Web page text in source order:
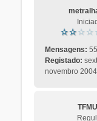
Mensagens: 55
Registado:
novembro